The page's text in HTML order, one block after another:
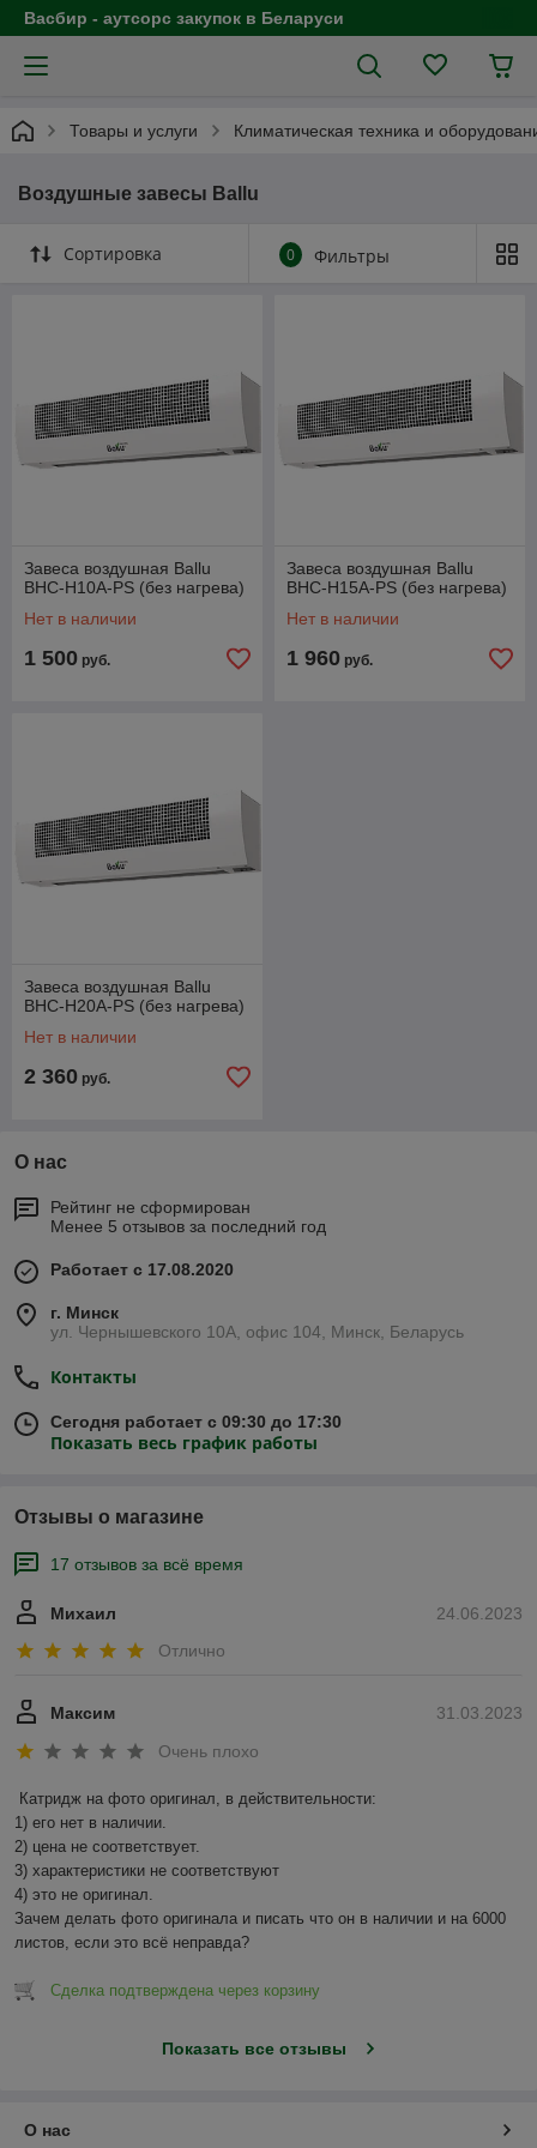
Васбир - аутсорс закупок в Беларуси
Товары и услуги Климатическая техника и
Воздушные завесы Ballu
Сортировка 0 Фильтры
Завеса воздушная Ballu
BHC-H10A-PS (без нагрева)
Нет в наличии
1 500 руб.
Завеса воздушная Ballu
BHC-H15A-PS (без нагрева)
Нет в наличии
1 960 руб.
Завеса воздушная Ballu
BHC-H20A-PS (без нагрева)
Нет в наличии
2 360 руб.
О нас
Рейтинг не сформирован
Менее 5 отзывов за последний год
Работает с 17.08.2020
г. Минск
ул. Чернышевского 10А, офис 104, Минск, Беларусь
Контакты
Сегодня работает с 09:30 до 17:30
Показать весь график работы
Отзывы о магазине
17 отзывов за всё время
24.06.2023
Михаил
Отлично
31.03.2023
Максим
Очень плохо
Катридж на фото оригинал, в действительности:
1) его нет в наличии.
2) цена не соответствует.
3) характеристики не соответствуют
4) это не оригинал.
Зачем делать фото оригинала и писать что он в наличии и на 6000
листов, если это всё неправда?
Сделка подтверждена через корзину
Показать все отзывы
О нас